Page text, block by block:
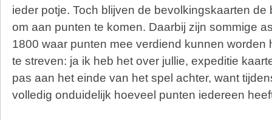
ieder potje. Toch blijven de bevolkingskaarten de
om aan punten te komen. Daarbij zijn sommige
1800 waar punten mee verdiend kunnen worden
te streven: ja ik heb het over jullie, expeditie
pas aan het einde van het spel achter, want
volledig onduidelijk hoeveel punten iedereen